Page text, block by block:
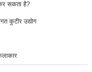
कर सकता है?
कुटीर उद्योग